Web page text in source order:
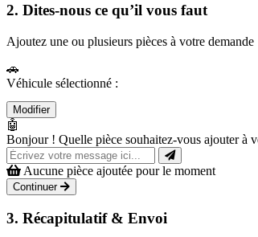
2. Dites-nous ce qu’il vous faut
Ajoutez une ou plusieurs pièces à votre demande
🚗
Véhicule sélectionné :
Modifier
🤖
Bonjour ! Quelle pièce souhaitez-vous ajouter à
Aucune pièce ajoutée pour le moment
Continuer
3. Récapitulatif & Envoi